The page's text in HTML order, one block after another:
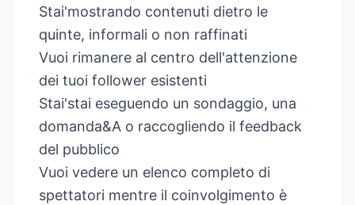
Stai'mostrando contenuti dietro le
quinte, informali o non raffinati
Vuoi rimanere al centro dell'attenzione
dei tuoi follower esistenti
Stai'stai eseguendo un sondaggio, una
domanda&A o raccogliendo il feedback
del pubblico
Vuoi vedere un elenco completo di
spettatori mentre il coinvolgimento è